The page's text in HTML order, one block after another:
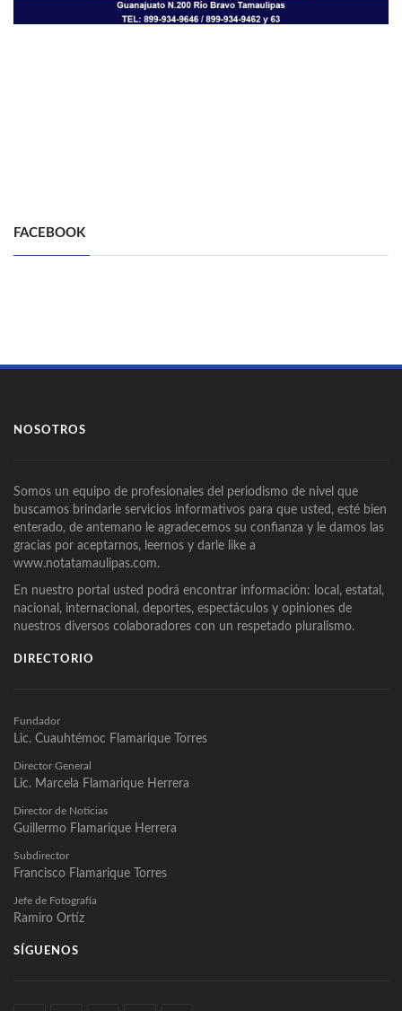
FACEBOOK
NOSOTROS
Somos un equipo de profesionales del periodismo de nivel que
buscamos brindarle servicios informativos para que usted, esté bien
enterado, de antemano le agradecemos su confianza y le damos las
gracias por aceptarnos, leernos y darle like a
www.notatamaulipas.com.
En nuestro portal usted podrá encontrar información: local, estatal,
nacional, internacional, deportes, espectáculos y opiniones de
nuestros diversos colaboradores con un respetado pluralismo.
DIRECTORIO
Fundador
Lic. Cuauhtémoc Flamarique Torres
Director General
Lic. Marcela Flamarique Herrera
Director de Noticias
Guillermo Flamarique Herrera
Subdirector
Francisco Flamarique Torres
Jefe de Fotografía
Ramiro Ortíz
SÍGUENOS